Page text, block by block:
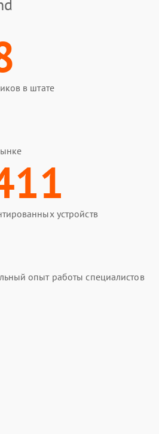
в штате
устройств
опыт работы специалистов